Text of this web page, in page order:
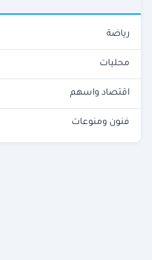
رياضة
محليات
اقتصاد واسهم
فنون ومنوعات